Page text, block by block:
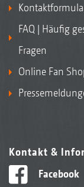
FAQ | Häufig
Fragen
Online Fan
Kontakt &
Facebook